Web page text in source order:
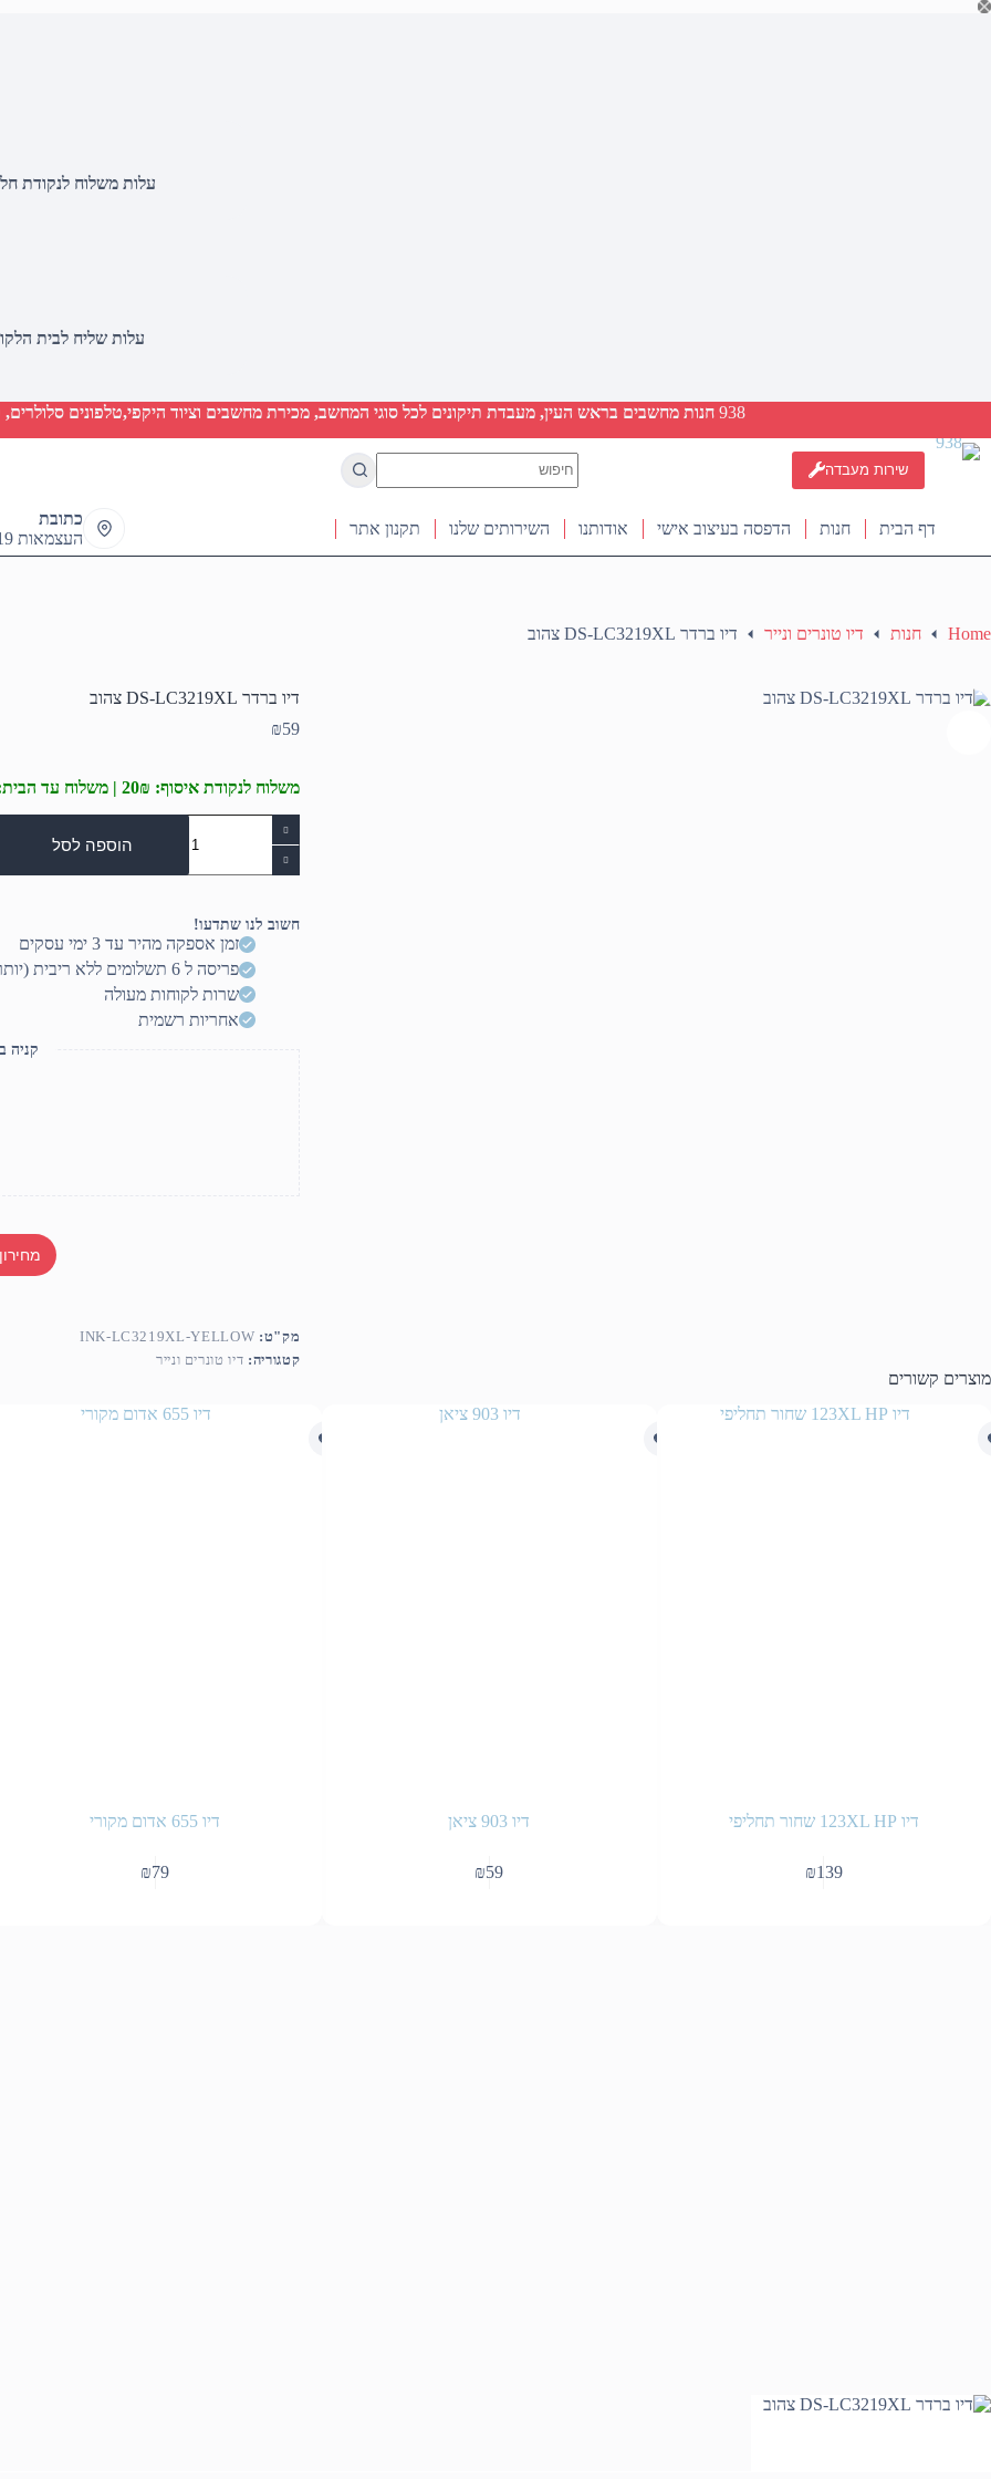
Skip
עלות משלוח לנקודת חלוקה 20 שקלים, בהזמנות מעל 500 שקלים
עלות שליח לבית הלקוח 50 שקלים, בהזמנות מעל 2000 שקלים ללא חיוב
938 חנות מחשבים בראש העין, מעבדת תיקונים לכל סוגי המחשב, מכירת מחשבים וציוד היקפי,טלפונים סלולרים,
שירות מעבדה
results
דף הבית
חנות הדפסה בעיצוב אישי אודותנו השירותים שלנו תקנון אתר
כתובת
העצמאות 19 ראש העין
Home חנות דיו טונרים ונייר דיו ברדר DS-LC3219XL צהוב
דיו ברדר DS-LC3219XL צהוב
₪59
משלוח לנקודת איסוף: 20₪ | משלוח עד הבית: 50₪
כמות
של
דיו
ברדר
LC3219XL
צהוב
הוספה לסל
חשוב לנו שתדעו!
זמן אספקה מהיר עד 3 ימי עסקים
פריסה ל 6 תשלומים ללא ריבית (יותר? דברו איתנו)
שרות לקוחות מעולה
אחריות רשמית
קניה
מק"ט: INK-LC3219XL-YELLOW
קטגוריה: דיו טונרים ונייר
מוצרים קשורים
דיו 123XL HP שחור תחליפי
₪139
דיו 903 ציאן
₪59
דיו 655 אדום מקורי
₪79